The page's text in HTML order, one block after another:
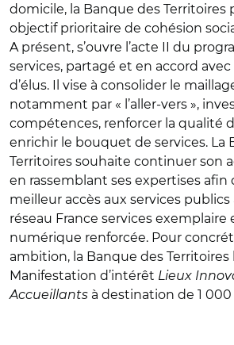
domicile, la Banque des Territoires
objectif prioritaire de cohésion
A présent, s’ouvre l’acte II du
services, partagé et en accord
d’élus. Il vise à consolider le
notamment par « l’aller-vers »,
compétences, renforcer la qualité
enrichir le bouquet de services. La
Territoires souhaite continuer son
en rassemblant ses expertises afin
meilleur accès aux services publics
réseau France services exemplaire
numérique renforcée. Pour
ambition, la Banque des Territoires
Manifestation d’intérêt Lieux
Accueillants à destination de 1 000